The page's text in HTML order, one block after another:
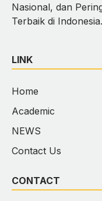
Nasional, dan
Terbaik di Indonesia.
LINK
Home
Academic
NEWS
Contact Us
CONTACT